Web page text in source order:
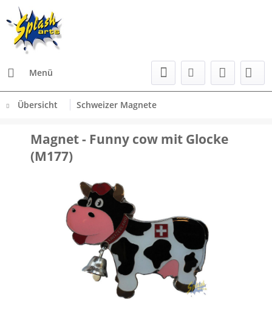
Menü
Übersicht Schweizer Magnete
Magnet - Funny cow mit Glocke
(M177)